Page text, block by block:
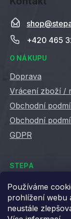
Používáme
prohlížení webu
neustále
shop@
+420 465
O NÁKUPU
Doprava
Vrácení zboží /
Obchodní
Obchodní
GDPR
STEPA
Kontakty
Kariéra ve Stepě
Věrnostní slevy